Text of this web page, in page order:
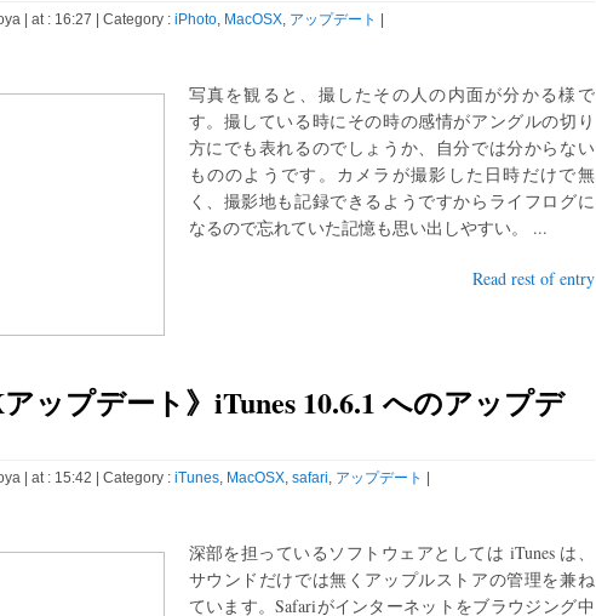
| at : 16:27 | Category : iPhoto, MacOSX, アップデート
写真を観ると、撮したその人の内面が分かる様で
す。撮している時にその時の感情がアングルの切り
方にでも表れるのでしょうか、自分では分からない
もののようです。カメラが撮影した日時だけで無
く、撮影地も記録できるようですからライフログに
なるので忘れていた記憶も思い出しやすい。 ...
Read rest of entry
アップデート》iTunes 10.6.1 へのアップデ
| at : 15:42 | Category : iTunes, MacOSX, safari アップデート |
深部を担っているソフトウェアとしては iTunes は、
サウンドだけでは無くアップルストアの管理を兼ね
ています。Safariがインターネットをブラウジング中